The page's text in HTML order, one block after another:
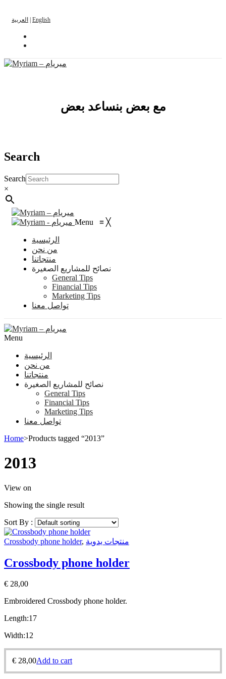
العربية English
مع بعض بنساعد بعض
Search
Search
×
Menu ≡ ╳
الرئيسية
من نحن
منتجاتنا
نصائح للمشاريع الصغيرة
General Tips
Financial Tips
Marketing Tips
تواصل معنا
Menu
الرئيسية
من نحن
منتجاتنا
نصائح للمشاريع الصغيرة
General Tips
Financial Tips
Marketing Tips
تواصل معنا
Home>Products tagged “2013”
2013
View on
Showing the single result
Sort By :
Crossbody phone holder, منتجات يدوية
Crossbody phone holder
€ 28,00
Embroidered Crossbody phone holder.
Length:17
Width:12
€ 28,00Add to cart